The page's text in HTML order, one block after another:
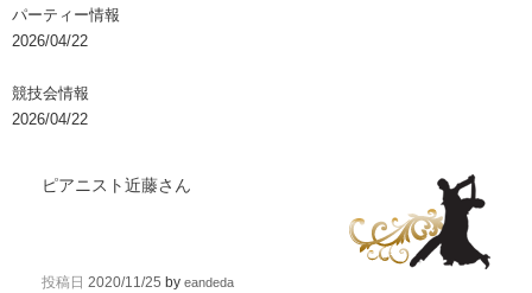
パーティー情報
2026/04/22
競技会情報
2026/04/22
ピアニスト近藤さん
投稿日 2020/11/25 by eandeda